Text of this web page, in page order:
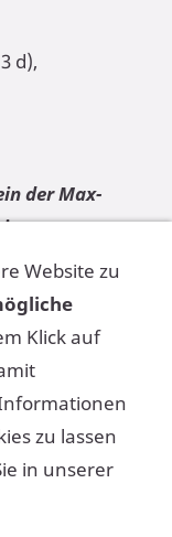
d),
der Max-
aus,
dem
Ihrer
IN DER
betrogen
Website zu
Klick auf
zu lassen
in unserer